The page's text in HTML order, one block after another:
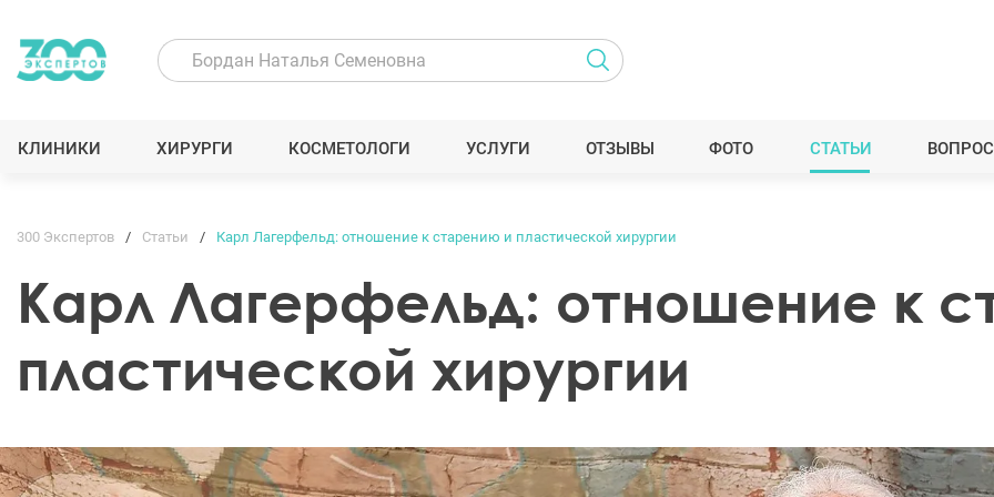
КЛИНИКИ ХИРУРГИ КОСМЕТОЛОГИ УСЛУГИ ОТЗЫВЫ ФОТО СТАТЬИ
300 Экспертов Статьи Карл Лагерфельд: отношение к старению и пластической хирургии
Карл Лагерфельд: отношение к
пластической хирургии